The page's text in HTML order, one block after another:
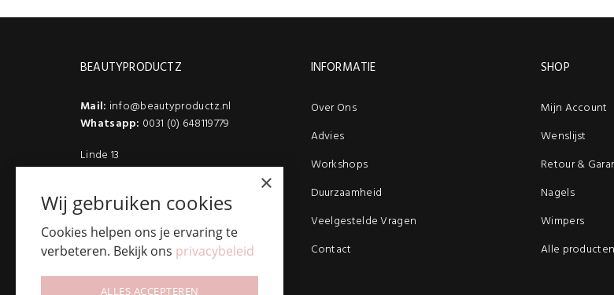
BEAUTYPRODUCTZ
Mail: info@beautyproductz.nl
Whatsapp: 0031 (0) 648119779
Linde 13
5509 NH Veldhoven
INFORMATIE
Over Ons
Advies
Workshops
Duurzaamheid
Veelgestelde Vragen
Contact
SHOP
Mijn Account
Wenslijst
Retour &
Nagels
Wimpers
Alle producten
×
Wij gebruiken cookies
Cookies helpen ons je ervaring te
verbeteren. Bekijk ons privacybeleid
ALLES ACCEPTEREN